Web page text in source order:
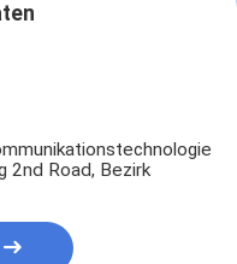
2nd Road, Bezirk